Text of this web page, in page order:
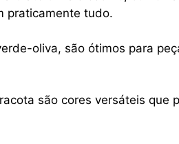
praticamente tudo.
oliva, são ótimos para
são cores versáteis